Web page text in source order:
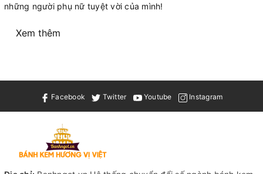
những người phụ nữ tuyệt vời của mình!
Xem thêm
Facebook Twitter Youtube Instagram